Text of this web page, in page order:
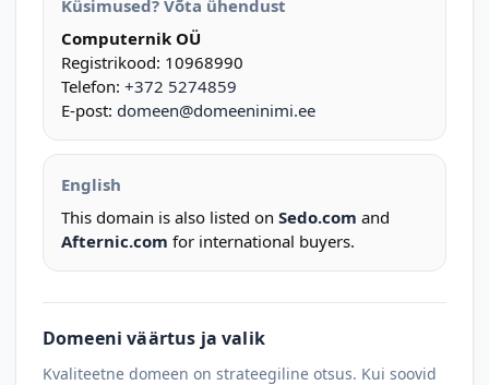
Küsimused? Võta ühendust
Computernik OÜ
Registrikood: 10968990
Telefon: +372 5274859
E-post: domeen@domeeninimi.ee
English
This domain is also listed on Sedo.com and
Afternic.com for international buyers.
Domeeni väärtus ja valik
Kvaliteetne domeen on strateegiline otsus. Kui soovid